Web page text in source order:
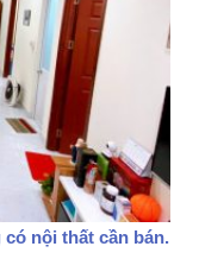
nội thất cần bán.